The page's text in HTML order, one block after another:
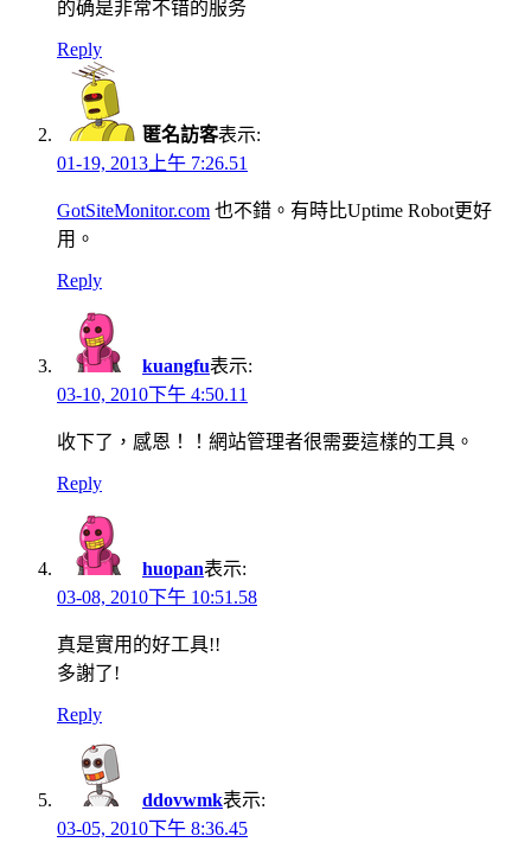
的确是非常不错的服务
Reply
匿名訪客表示:
01-19, 2013上午 7:26.51
GotSiteMonitor.com 也不錯。有時比Uptime Robot更好
用。
Reply
kuangfu表示:
03-10, 2010下午 4:50.11
收下了，感恩！！網站管理者很需要這樣的工具。
Reply
huopan表示:
03-08, 2010下午 10:51.58
真是實用的好工具!!
多謝了!
Reply
ddovwmk表示:
03-05, 2010下午 8:36.45